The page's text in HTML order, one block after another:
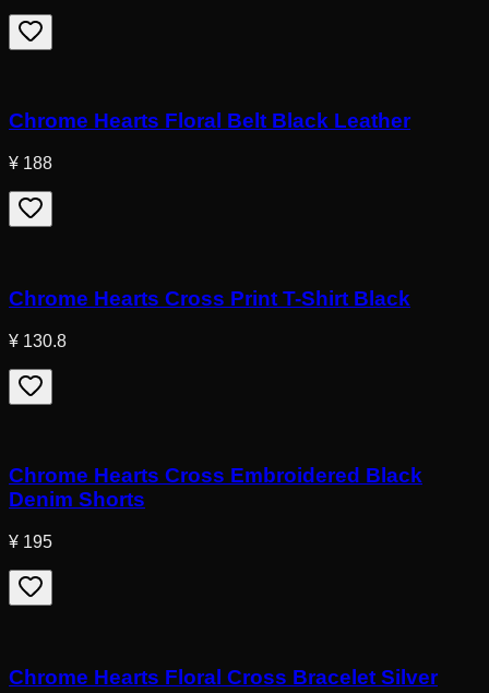
Chrome Hearts Floral Belt Black Leather
¥ 188
Chrome Hearts Cross Print T-Shirt Black
¥ 130.8
Chrome Hearts Cross Embroidered Black
Denim Shorts
¥ 195
Chrome Hearts Floral Cross Bracelet Silver